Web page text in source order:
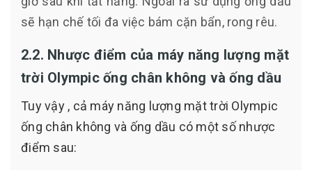
sẽ hạn chế tối đa việc bám cặn bẩn, rong rêu.
2.2. Nhược điểm của máy năng lượng mặt
trời Olympic ống chân không và ống dầu
Tuy vậy , cả máy năng lượng mặt trời Olympic
ống chân không và ống dầu có một số nhược
điểm sau: